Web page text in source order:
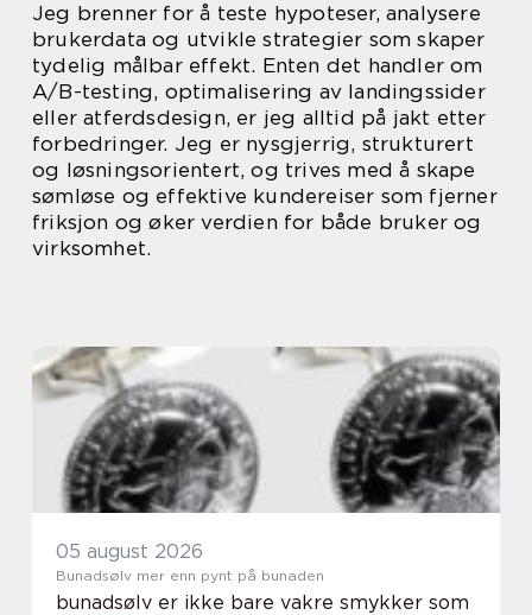
Jeg brenner for å teste hypoteser, analysere
brukerdata og utvikle strategier som skaper
tydelig målbar effekt. Enten det handler om
A/B-testing, optimalisering av landingssider
eller atferdsdesign, er jeg alltid på jakt etter
forbedringer. Jeg er nysgjerrig, strukturert
og løsningsorientert, og trives med å skape
sømløse og effektive kundereiser som fjerner
friksjon og øker verdien for både bruker og
virksomhet.
05 august 2026
Bunadsølv mer enn pynt på bunaden
bunadsølv er ikke bare vakre smykker som